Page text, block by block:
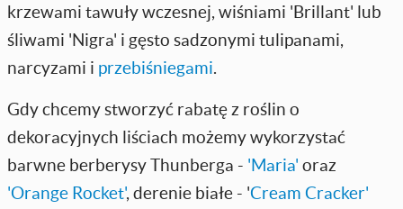
krzewami tawuły wczesnej, wiśniami 'Brillant' lub
śliwami 'Nigra' i gęsto sadzonymi tulipanami,
narcyzami i przebiśniegami.
Gdy chcemy stworzyć rabatę z roślin o
dekoracyjnych liściach możemy wykorzystać
barwne berberysy Thunberga - 'Maria' oraz
'Orange Rocket', derenie białe - 'Cream Cracker'